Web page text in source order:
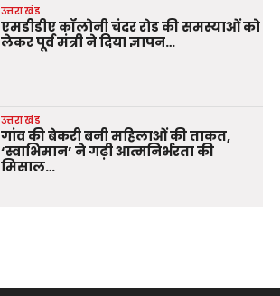
उत्तराखंड
एमडीडीए कॉलोनी चंदर रोड की समस्याओं को
लेकर पूर्व मंत्री ने दिया ज्ञापन…
उत्तराखंड
गांव की बेकरी बनी महिलाओं की ताकत,
‘स्वाभिमान’ ने गढ़ी आत्मनिर्भरता की
मिसाल…